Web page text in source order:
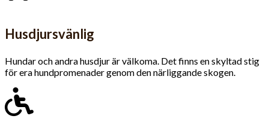
Husdjursvänlig
Hundar och andra husdjur är välkoma. Det finns en skyltad stig
för era hundpromenader genom den närliggande skogen.